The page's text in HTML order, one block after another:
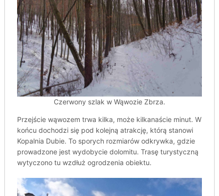
Czerwony szlak w Wąwozie Zbrza.
Przejście wąwozem trwa kilka, może kilkanaście minut. W
końcu dochodzi się pod kolejną atrakcję, którą stanowi
Kopalnia Dubie. To sporych rozmiarów odkrywka, gdzie
prowadzone jest wydobycie dolomitu. Trasę turystyczną
wytyczono tu wzdłuż ogrodzenia obiektu.